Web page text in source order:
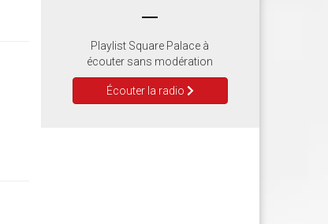
Playlist Square Palace à
écouter sans modération
Écouter la radio